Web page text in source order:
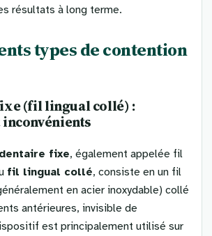
résultats à long terme.
types de contention
(fil lingual collé) :
inconvénients
fixe, également appelée fil
fil lingual collé, consiste en un fil
en acier inoxydable) collé
antérieures, invisible de
est principalement utilisé sur